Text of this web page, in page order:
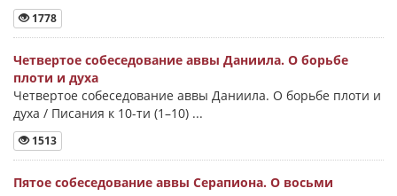
1778
Четвертое собеседование аввы Даниила. О борьбе
плоти и духа
Четвертое собеседование аввы Даниила. О борьбе плоти и
духа / Писания к 10-ти (1–10) ...
1513
Пятое собеседование аввы Серапиона. О восьми